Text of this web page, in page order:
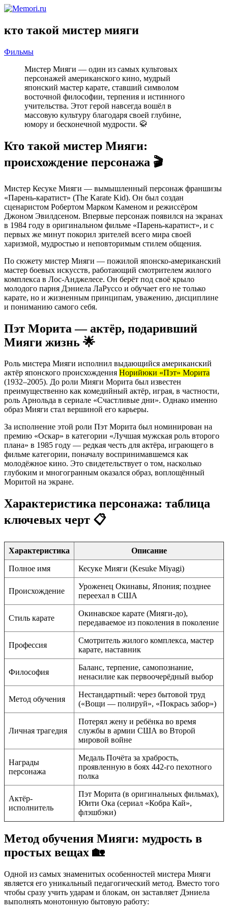
кто такой мистер мияги
Фильмы
Мистер Мияги — один из самых культовых
персонажей американского кино, мудрый
японский мастер карате, ставший символом
восточной философии, терпения и истинного
учительства. Этот герой навсегда вошёл в
массовую культуру благодаря своей глубине,
юмору и бесконечной мудрости. 🥋
Кто такой мистер Мияги:
происхождение персонажа 🎬
Мистер Кесуке Мияги — вымышленный персонаж франшизы
«Парень-каратист» (The Karate Kid). Он был создан
сценаристом Робертом Марком Каменом и режиссёром
Джоном Эвилдсеном. Впервые персонаж появился на экранах
в 1984 году в оригинальном фильме «Парень-каратист», и с
первых же минут покорил зрителей всего мира своей
харизмой, мудростью и неповторимым стилем общения.
По сюжету мистер Мияги — пожилой японско-американский
мастер боевых искусств, работающий смотрителем жилого
комплекса в Лос-Анджелесе. Он берёт под своё крыло
молодого парня Дэниела ЛаРуссо и обучает его не только
карате, но и жизненным принципам, уважению, дисциплине
и пониманию самого себя.
Пэт Морита — актёр, подаривший
Мияги жизнь 🌟
Роль мистера Мияги исполнил выдающийся американский
актёр японского происхождения Норийюки «Пэт» Морита
(1932–2005). До роли Мияги Морита был известен
преимущественно как комедийный актёр, играя, в частности,
роль Арнольда в сериале «Счастливые дни». Однако именно
образ Мияги стал вершиной его карьеры.
За исполнение этой роли Пэт Морита был номинирован на
премию «Оскар» в категории «Лучшая мужская роль второго
плана» в 1985 году — редкая честь для актёра, играющего в
фильме категории, поначалу воспринимавшемся как
молодёжное кино. Это свидетельствует о том, насколько
глубоким и многогранным оказался образ, воплощённый
Моритой на экране.
Характеристика персонажа: таблица
ключевых черт 📋
Характеристика Описание
Полное имя Кесуке Мияги (Kesuke Miyagi)
Происхождение
Уроженец Окинавы, Япония; позднее
переехал в США
Стиль карате
Окинавское карате (Мияги-до),
передаваемое из поколения в поколение
Профессия
Смотритель жилого комплекса, мастер
карате, наставник
Философия
Баланс, терпение, самопознание,
ненасилие как первоочерёдный выбор
Метод обучения
Нестандартный: через бытовой труд
(«Вощи — полируй», «Покрась забор»)
Личная трагедия
Потерял жену и ребёнка во время
службы в армии США во Второй
мировой войне
Награды
персонажа
Медаль Почёта за храбрость,
проявленную в боях 442-го пехотного
полка
Актёр-
исполнитель
Пэт Морита (в оригинальных фильмах),
Юити Ока (сериал «Кобра Кай»,
флэшбэки)
Метод обучения Мияги: мудрость в
простых вещах 🏡
Одной из самых знаменитых особенностей мистера Мияги
является его уникальный педагогический метод. Вместо того
чтобы сразу учить ударам и блокам, он заставляет Дэниела
выполнять монотонную бытовую работу: